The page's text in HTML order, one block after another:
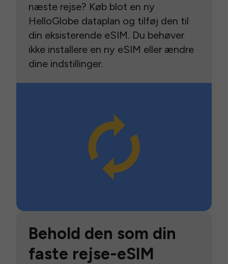
næste rejse? Køb blot en ny
HelloGlobe dataplan og tilføj den til
din eksisterende eSIM. Du behøver
ikke installere en ny eSIM eller ændre
dine indstillinger.
Behold den som din
faste rejse-eSIM